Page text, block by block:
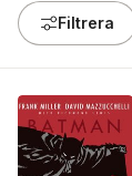
Filtrera